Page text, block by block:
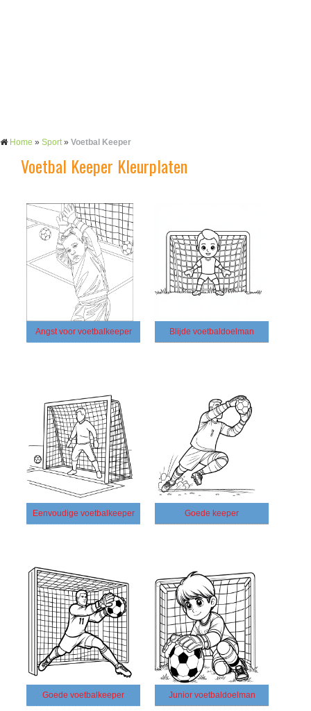
Home » Sport» Voetbal Keeper
Voetbal Keeper Kleurplaten
Angst voor voetbalkeeper Blijde voetbaldoelman
Eenvoudige voetbalkeeper Goede keeper
Goede voetbalkeeper Junior voetbaldoelman